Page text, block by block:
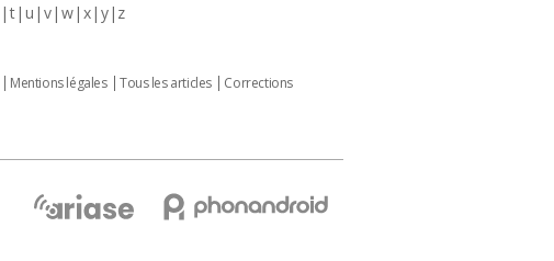
t u v w x y z
Mentions légales Tous les articles
Corrections